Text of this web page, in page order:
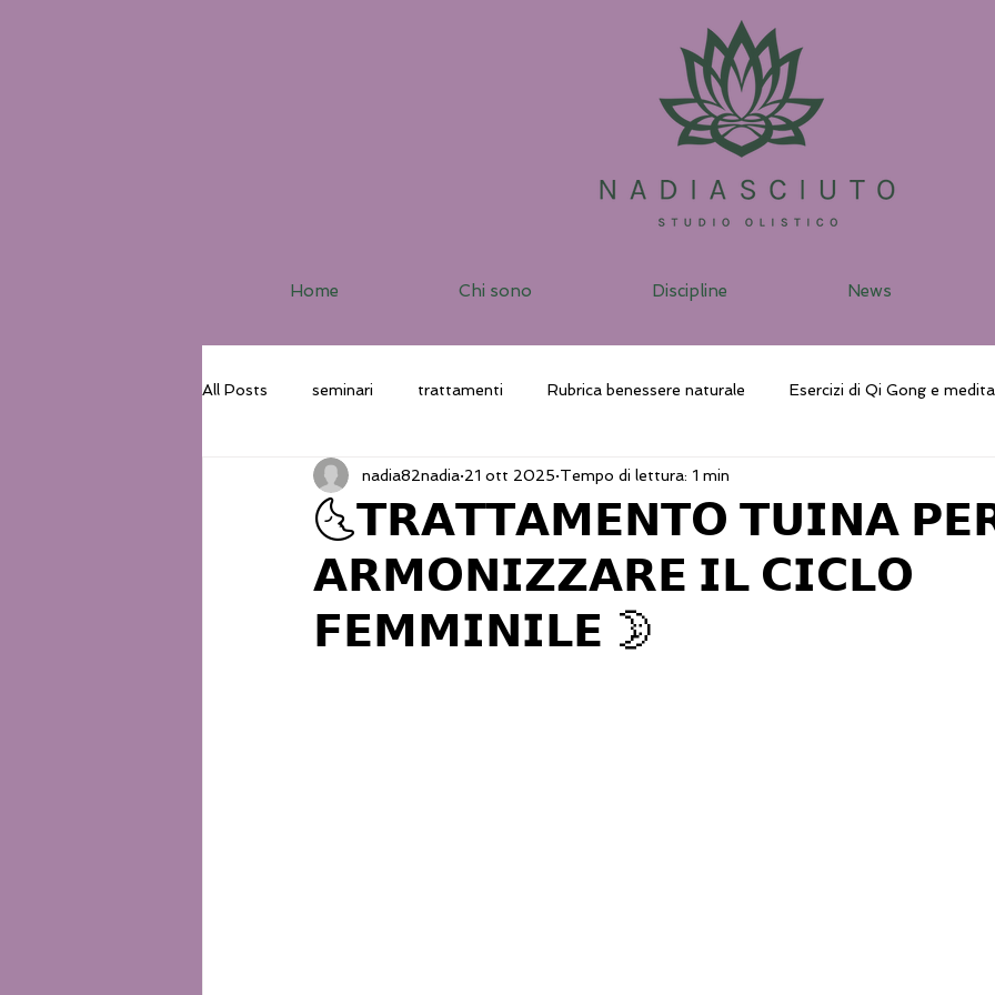
Home Chi sono Discipline News
All Posts seminari trattamenti Rubrica benessere naturale Esercizi di Qi Gong e
Pratiche Tao Viaggio vibrazionale
🌜𝗧𝗥𝗔𝗧𝗧𝗔𝗠𝗘𝗡𝗧𝗢 𝗧𝗨𝗜𝗡𝗔
𝗔𝗥𝗠𝗢𝗡𝗜𝗭𝗭𝗔𝗥𝗘 𝗜𝗟 𝗖𝗜𝗖𝗟𝗢
𝗙𝗘𝗠𝗠𝗜𝗡𝗜𝗟𝗘 🌛
nadia82nadia 21 ott 2025 Tempo di lettura: 1 min